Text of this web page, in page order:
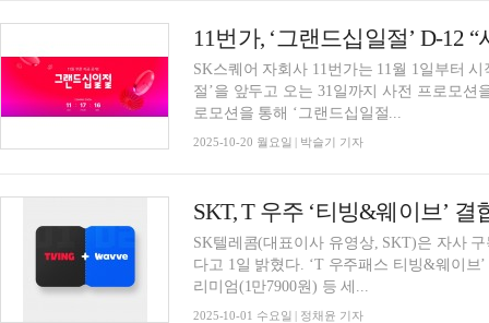
11번가, ‘그랜드십일절’ D-12
SK스퀘어 자회사 11번가는 11월 1일부터
절’을 앞두고 오는 31일까지 사전 프로모션
로모션을 통해 ‘그랜드십일절...
2025-10-20 월요일 | 박슬기 기자
SKT, T 우주 ‘티빙&웨이브’ 결
SK텔레콤(대표이사 유영상, SKT)은 자사
다고 1일 밝혔다. ‘T 우주패스 티빙&웨이브
리미엄(1만7900원) 등 세...
2025-10-01 수요일 | 정채윤 기자